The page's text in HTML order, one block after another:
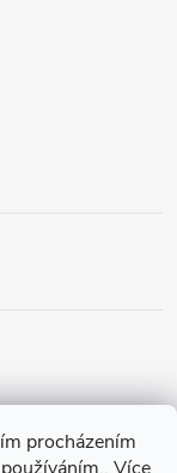
procházením
vyhrazena.
Upravit